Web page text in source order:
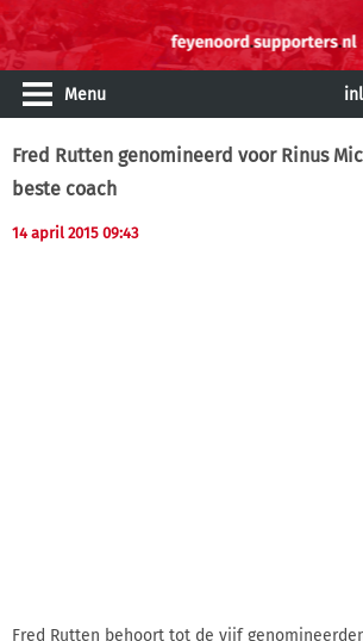
Menu
Fred Rutten genomineerd voor Rinus
beste coach
14 april 2015 09:43
Fred Rutten behoort tot de vijf